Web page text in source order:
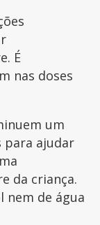
É
nas doses
um
para ajudar
da criança.
nem de água